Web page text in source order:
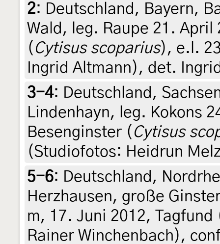
2: Deutschland, Bayern,
Wald, leg. Raupe 21. April
( Cytisus scoparius), e.l.
Ingrid Altmann), det.
3-4: Deutschland,
Lindenhayn, leg. Kokons
Besenginster ( Cytisus
(Studiofotos: Heidrun
5-6: Deutschland,
Herzhausen, große
m, 17. Juni 2012,
Rainer Winchenbach),